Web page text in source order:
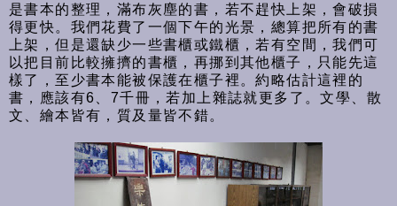
是書本的整理，滿布灰塵的書，若不趕快上架，會破損
得更快。我們花費了一個下午的光景，總算把所有的書
上架，但是還缺少一些書櫃或鐵櫃，若有空間，我們可
以把目前比較擁擠的書櫃，再挪到其他櫃子，只能先這
樣了，至少書本能被保護在櫃子裡。約略估計這裡的
書，應該有6、7千冊，若加上雜誌就更多了。文學、散
文、繪本皆有，質及量皆不錯。